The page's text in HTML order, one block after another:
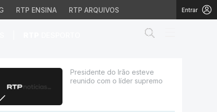
RTP ENSINA RTP ARQUIVOS Entrar
supremo
Presidente do Irão esteve
reunido com o líder supremo